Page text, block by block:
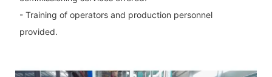
- Training of operators and production personnel
provided.